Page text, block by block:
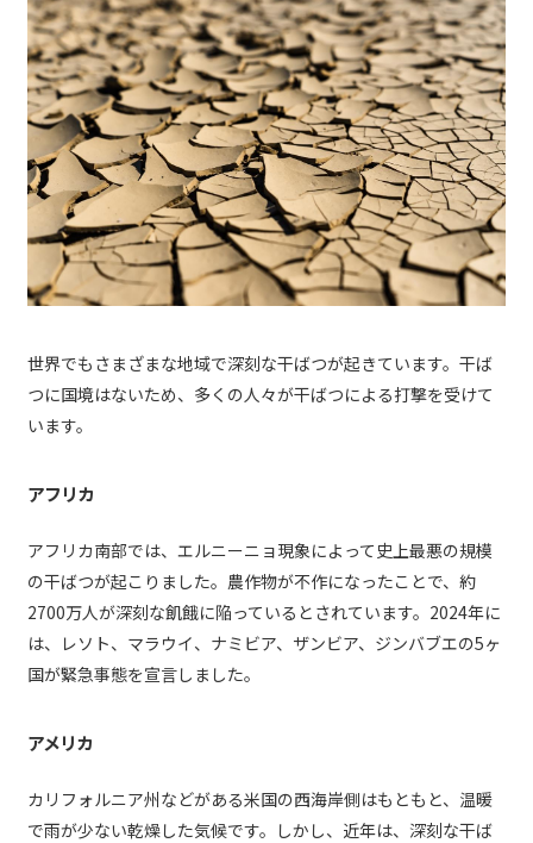
世界でもさまざまな地域で深刻な干ばつが起きています。干ば
つに国境はないため、多くの人々が干ばつによる打撃を受けて
います。
アフリカ
アフリカ南部では、エルニーニョ現象によって史上最悪の規模
の干ばつが起こりました。農作物が不作になったことで、約
2700万人が深刻な飢餓に陥っているとされています。2024年に
は、レソト、マラウイ、ナミビア、ザンビア、ジンバブエの5ヶ
国が緊急事態を宣言しました。
アメリカ
カリフォルニア州などがある米国の西海岸側はもともと、温暖
で雨が少ない乾燥した気候です。しかし、近年は、深刻な干ば